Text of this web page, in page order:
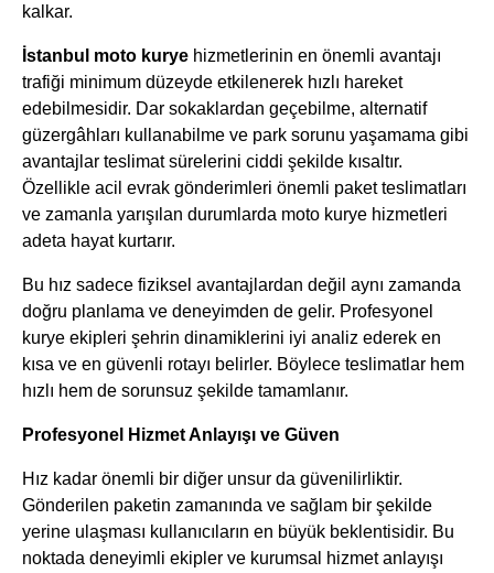
kalkar.
İstanbul moto kurye hizmetlerinin en önemli avantajı
trafiği minimum düzeyde etkilenerek hızlı hareket
edebilmesidir. Dar sokaklardan geçebilme, alternatif
güzergâhları kullanabilme ve park sorunu yaşamama gibi
avantajlar teslimat sürelerini ciddi şekilde kısaltır.
Özellikle acil evrak gönderimleri önemli paket teslimatları
ve zamanla yarışılan durumlarda moto kurye hizmetleri
adeta hayat kurtarır.
Bu hız sadece fiziksel avantajlardan değil aynı zamanda
doğru planlama ve deneyimden de gelir. Profesyonel
kurye ekipleri şehrin dinamiklerini iyi analiz ederek en
kısa ve en güvenli rotayı belirler. Böylece teslimatlar hem
hızlı hem de sorunsuz şekilde tamamlanır.
Profesyonel Hizmet Anlayışı ve Güven
Hız kadar önemli bir diğer unsur da güvenilirliktir.
Gönderilen paketin zamanında ve sağlam bir şekilde
yerine ulaşması kullanıcıların en büyük beklentisidir. Bu
noktada deneyimli ekipler ve kurumsal hizmet anlayışı